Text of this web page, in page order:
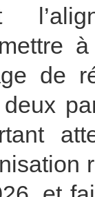
de